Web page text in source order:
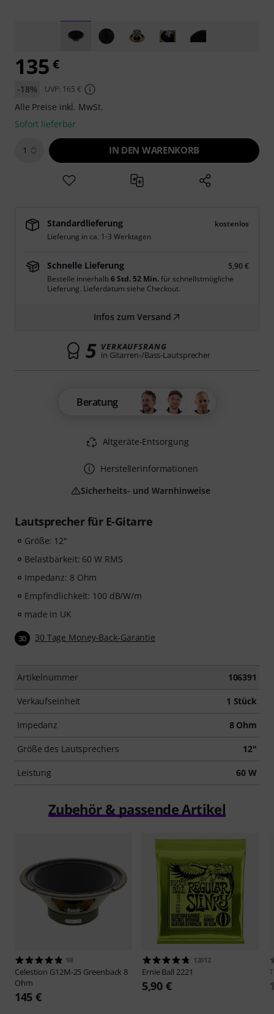
Lautsprecher für E-Gitarre
Größe: 12"
Belastbarkeit: 60 W RMS
Impedanz: 8 Ohm
Empfindlichkeit: 100 dB/W/m
made in UK
30 30 Tage Money-Back-Garantie
Artikelnummer 106391
Verkaufseinheit 1 Stück
Impedanz 8 Ohm
Größe des Lautsprechers 12"
Leistung 60 W
135 €
-18% UVP: 165 €
Alle Preise inkl. MwSt.
Sofort lieferbar
1 IN DEN WARENKORB
Standardlieferung
kostenlos
Lieferung in ca. 1-3 Werktagen
Schnelle Lieferung
5,90 €
Bestelle innerhalb6 Std. 52 Min.für schnellstmögliche
Lieferung. Lieferdatum siehe Checkout.
Infos zum Versand
5 VERKAUFSRANG
in Gitarren-/Bass-Lautsprecher
Beratung
Altgeräte-Entsorgung
Herstellerinformationen
Sicherheits- und Warnhinweise
Zubehör & passende Artikel
98
Celestion G12M-25 Greenback 8
Ohm
145 €
12012
Ernie Ball 2221
5,90 €